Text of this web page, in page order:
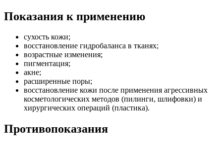
Показания к применению
сухость кожи;
восстановление гидробаланса в тканях;
возрастные изменения;
пигментация;
акне;
расширенные поры;
восстановление кожи после применения агрессивных
косметологических методов (пилинги, шлифовки) и
хирургических операций (пластика).
Противопоказания